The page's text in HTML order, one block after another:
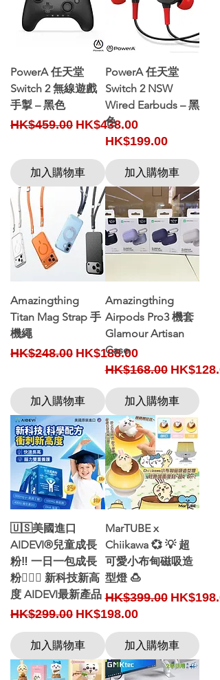
PowerA 任天堂
Switch 2 無線遊戲
手掣 – 黑色
Regular Price
HK$459.00 Sale Price
HK$438.00
加入購物車
PowerA 任天堂
Switch 2 NSW
Wired Earbuds – 黑
色
Price
HK$199.00
加入購物車
Amazingthing
Titan Mag Strap 手
機繩
Regular Price
HK$248.00 Sale Price
HK$188.00
加入購物車
Amazingthing
Airpods Pro3 機套
Glamour Artisan
Case
Regular Price
HK$168.00 Sale
加入購物車
🇺🇸美國進口
AIDEVI®兒童成長
粉‼️ 一日一包成長
粉🙆🏻‍♀️ 新科技新高
度 AIDEVI最新產品
Regular Price
HK$299.00 Sale Price
HK$198.00
加入購物車
MarTUBE x
Chiikawa 💞 💡 超
可愛小布甸磁吸造
型燈 🍮
Regular Price
HK$399.00 Sale
加入購物車